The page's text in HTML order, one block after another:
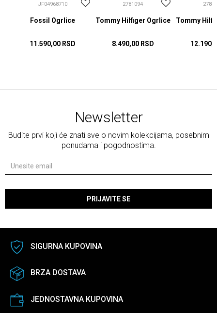
JF04968710
Fossil Ogrlice
11.590,00 RSD
2781094
Tommy Hilfiger Ogrlice
8.490,00 RSD
Tommy
Newsletter
Budite prvi koji će znati sve o novim kolekcijama, posebnim
ponudama i pogodnostima.
PRIJAVITE SE
SIGURNA KUPOVINA
BRZA DOSTAVA
JEDNOSTAVNA KUPOVINA